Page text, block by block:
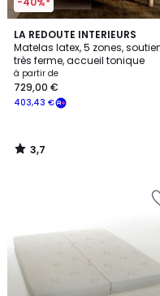
LA REDOUTE INTERIEURS
Matelas latex, 5 zones,
très ferme, accueil tonique
à partir de
403,43 €
729,00 €
3,7
/ 5
3,7
/